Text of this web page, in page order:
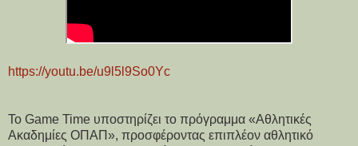
https://youtu.be/u9l5l9So0Yc
Το Game Time υποστηρίζει το πρόγραμμα «Αθλητικές
Ακαδημίες ΟΠΑΠ», προσφέροντας επιπλέον αθλητικό